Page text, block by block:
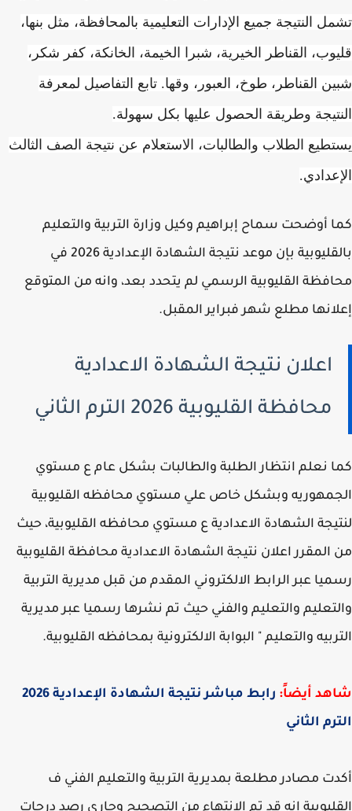
النتيجة جميع الإدارات التعليمية بالمحافظة، مثل بنها،
القناطر الخيرية، شبرا الخيمة، الخانكة، كفر شكر،
القناطر، طوخ، العبور، وقها. تابع التفاصيل لمعرفة
وطريقة الحصول عليها بكل سهولة.
الطلاب والطالبات، الاستعلام عن نتيجة الصف الثالث
أوضحت سماح إبراهيم وكيل وزارة التربية والتعليم
بالقليوبية بإن موعد نتيجة الشهادة الإعدادية 2026 في
القليوبية الرسمي لم يتحدد بعد، وانه من المتوقع
مطلع شهر فبراير المقبل.
اعلان نتيجة الشهادة الاعدادية
محافظة القليوبية 2026 الترم الثاني
نعلم انتظار الطلبة والطالبات بشكل عام ع مستوي
وبشكل خاص علي مستوي محافظه القليوبية
الشهادة الاعدادية ع مستوي محافظه القليوبية، حيث
اعلان نتيجة الشهادة الاعدادية محافظة القليوبية
عبر الرابط الالكتروني المقدم من قبل مديرية التربية
والتعليم والفني حيث تم نشرها رسميا عبر مديرية
والتعليم " البوابة الالكترونية بمحافظه القليوبية.
أيضاً:
رابط مباشر نتيجة الشهادة الإعدادية 2026
الثاني
مصادر مطلعة بمديرية التربية والتعليم الفني ف
انه قد تم الانتهاء من التصحيح وجاري رصد درجات